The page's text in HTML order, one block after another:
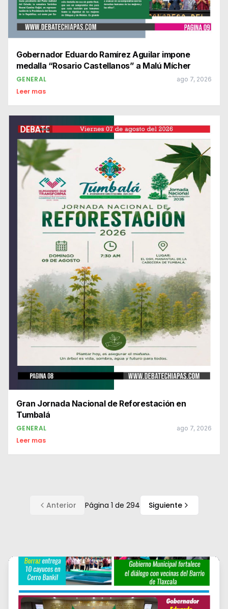
Gobernador Eduardo Ramírez Aguilar impone
medalla “Rosario Castellanos” a Malú Mícher
GENERAL ago 7, 2026
Leer mas
Gran Jornada Nacional de Reforestación en
Tumbalá
GENERAL ago 7, 2026
Leer mas
Anterior Página 1 de 294 Siguiente